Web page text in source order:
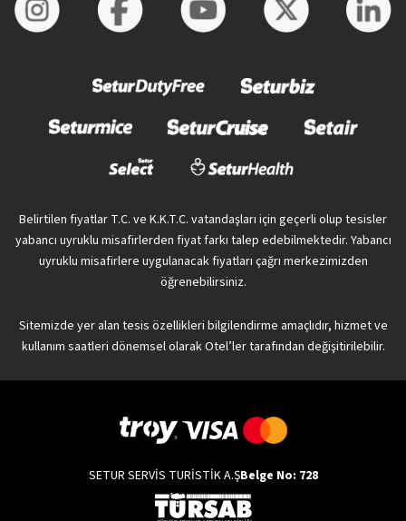
Belirtilen fiyatlar T.C. ve K.K.T.C. vatandaşları için geçerli olup tesisler
yabancı uyruklu misafirlerden fiyat farkı talep edebilmektedir. Yabancı
uyruklu misafirlere uygulanacak fiyatları çağrı merkezimizden
öğrenebilirsiniz.
Sitemizde yer alan tesis özellikleri bilgilendirme amaçlıdır, hizmet ve
kullanım saatleri dönemsel olarak Otel’ler tarafından değişitirilebilir.
SETUR SERVİS TURİSTİK A.ŞBelge No: 728